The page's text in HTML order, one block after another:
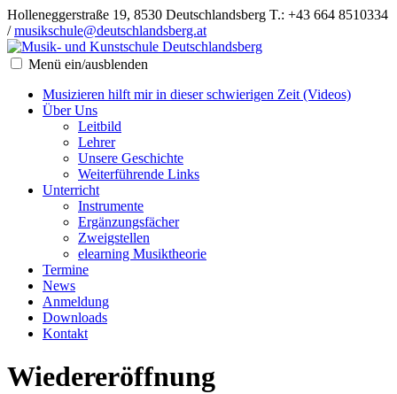
Holleneggerstraße 19, 8530 Deutschlandsberg T.: +43 664 8510334
/musikschule@deutschlandsberg.at
Menü ein/ausblenden
Musizieren hilft mir in dieser schwierigen Zeit (Videos)
Über Uns
Leitbild
Lehrer
Unsere Geschichte
Weiterführende Links
Unterricht
Instrumente
Ergänzungsfächer
Zweigstellen
elearning Musiktheorie
Termine
News
Anmeldung
Downloads
Kontakt
Wiedereröffnung